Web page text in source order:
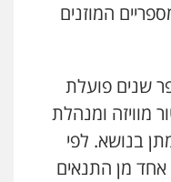
המוזנים
שנים פועלת
מוויזה ומנהלת
בנושא. לפי
מן התנאים